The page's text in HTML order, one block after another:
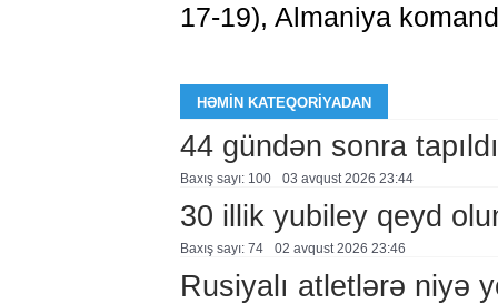
17-19), Almaniya
HƏMIN KATEQORIYADAN
44 gündən sonra tapıldı
Baxış sayı: 100 03 avqust 2026 23:44
30 illik yubiley qeyd
Baxış sayı: 74 02 avqust 2026 23:46
Rusiyalı atletlərə niyə